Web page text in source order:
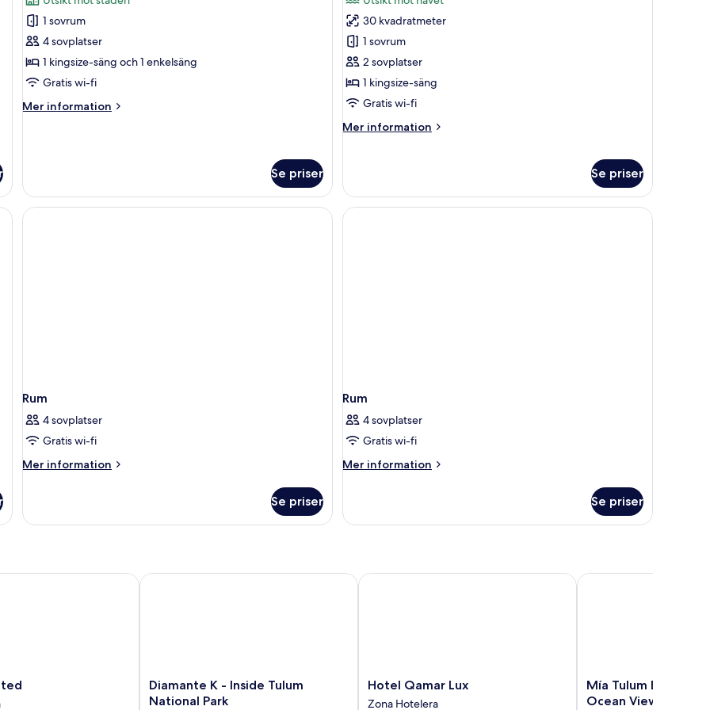
foton
för
Basic-
rum
1 sovrum
4 sovplatser
1 kingsize-säng och 1 enkelsäng
Gratis wi-fi
Mer information
Mer
Se priser
foton
för
Deluxe-
rum
30 kvadratmeter
1 sovrum
2 sovplatser
1 kingsize-säng
Gratis wi-fi
Mer information
Mer
Se priser
Rum
4 sovplatser
Gratis wi-fi
Mer information
Mer
Se priser
Rum
4 sovplatser
Gratis wi-fi
Mer information
Mer
Se priser
Diamante
K
Diamante K - Inside Tulum
National Park
Diamante K - Inside Tulum National Park
Hotel
Qamar
Hotel Qamar Lux
Zona Hotelera
Hotel Qamar Lux
Mía
Tulum
Mía Tulum
Ocean View Suites
Mía Tulum Beachfront